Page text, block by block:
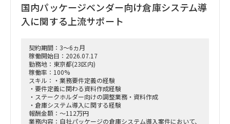
Oracle FusionまたはEBSの会計モジュールに深い知見を持ち、
単なる利用経験に留まらず、機能理解・設定・ドキュメント
化・他者への指導まで対応できる方。
国内パッケージベンダー向け倉庫システム導
入に関する上流サポート
契約期間：3～6ヵ月
稼働開始日：2026.07.17
勤務地：東京都(23区内)
稼働率：100%
スキル：・業務要件定義の経験
・要件定義に関わる資料作成経験
・ステークホルダー向けの調整業務・資料作成
・倉庫システム導入に関する経験
報酬金額：～112万円
業務内容：自社パッケージの倉庫システム導入案件において、